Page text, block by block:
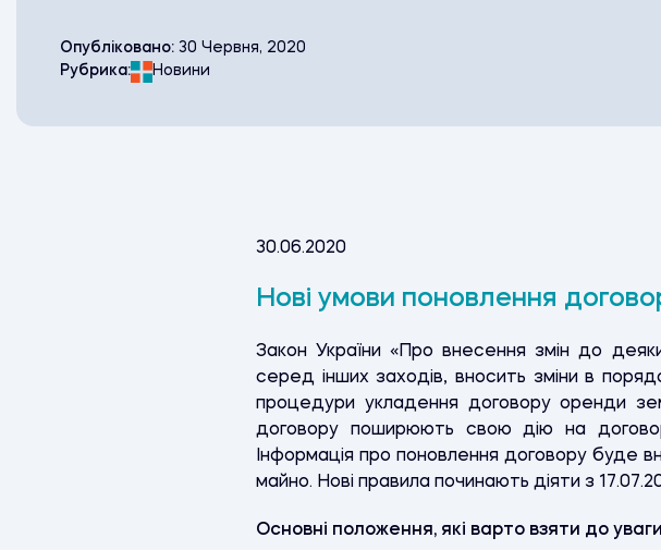
Опубліковано: 30 Червня, 2020
Рубрика:
Новини
30.06.2020
Нові умови поновлення
Закон України «Про внесення змін до
серед інших заходів, вносить зміни в
процедури укладення договору оренди
договору поширюють свою дію на
Інформація про поновлення договору
майно. Нові правила починають діяти з
Основні положення, які варто взяти до